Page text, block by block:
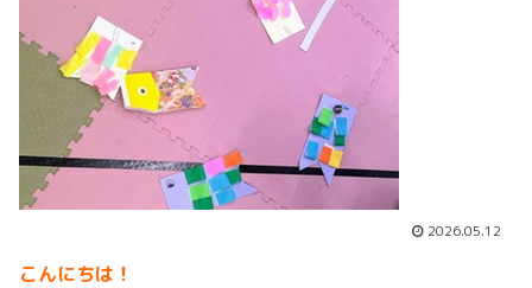
2026.05.12
こんにちは！